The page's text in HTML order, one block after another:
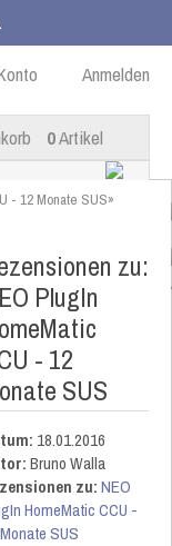
Anmelden
0Artikel
- 12 Monate SUS»
zu:
PlugIn
- 12
SUS
18.01.2016
Bruno Walla
zu:NEO
HomeMatic CCU -
SUS